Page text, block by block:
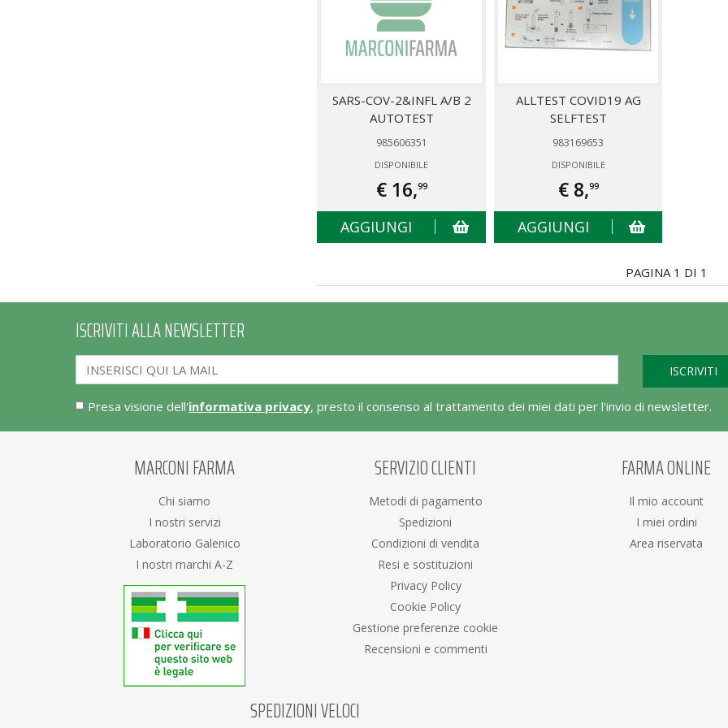
SARS-COV-2&INFL A/B 2
AUTOTEST
985606351
DISPONIBILE
€ 16,99
AGGIUNGI
ALLTEST COVID19 AG
SELFTEST
983169653
DISPONIBILE
€ 8,99
AGGIUNGI
PAGINA 1 DI 1
ISCRIVITI ALLA NEWSLETTER
Presa visione dell'informativa privacy, presto il consenso al trattamento dei miei dati per l'invio di newsletter.
MARCONI FARMA
Chi siamo
I nostri servizi
Laboratorio Galenico
I nostri marchi A-Z
SERVIZIO CLIENTI
Metodi di pagamento
Spedizioni
Condizioni di vendita
Resi e sostituzioni
Privacy Policy
Cookie Policy
Gestione preferenze cookie
Recensioni e commenti
FARMA ONLINE
Il mio account
I miei ordini
Area riservata
SPEDIZIONI VELOCI